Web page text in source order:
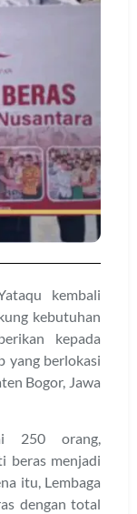
kembali
kebutuhan
kepada
yang berlokasi
Bogor, Jawa
250 orang,
beras menjadi
itu, Lembaga
dengan total